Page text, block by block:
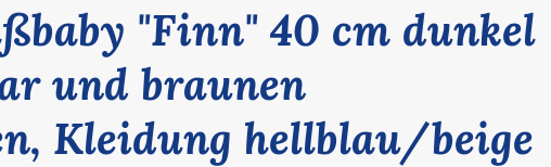
"Finn" 40 cm dunkel
und braunen
Kleidung hellblau/beige